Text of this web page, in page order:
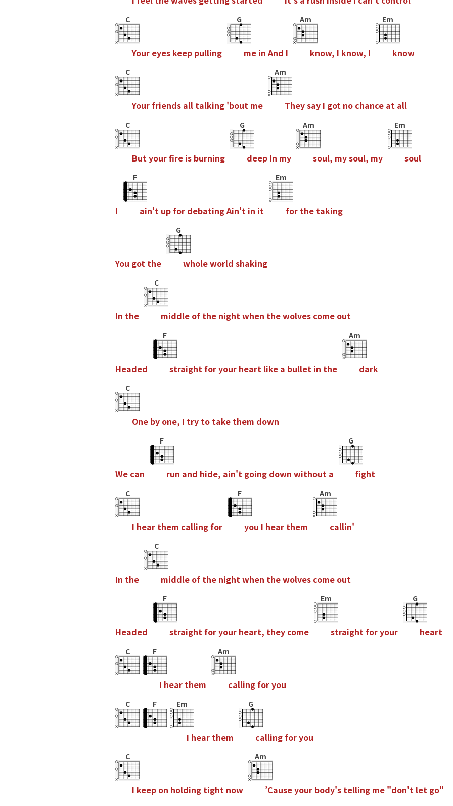
C
Your eyes keep pulling
G
me in And I
Am
know, I know, I
Em
know
C
Yourfriends all talking 'bout me
Am
Theysay I got no chance at all
C
Butyourfre is burning
G
deep In my
Am
soul, mysoul, my
Em
soul
I
F
ain't upfor debatingAin't in it
Em
for the taking
You got the
G
wholeworld shaking
In the
C
middle of the nightwhen thewolves come out
Headed
F
straightforyour heart like a bullet in the
Am
dark
C
One by one, I try to take them down
We can
F
run and hide, ain't going down without a
G
fght
C
I hear them callingfor
F
you I hear them
Am
callin'
In the
C
middle of the nightwhen thewolves come out
Headed
F
straightforyour heart, they come
Em
straightforyour
G
heart
C F
I hear them
Am
callingforyou
C F Em
I hear them
G
callingforyou
C
I keep on holding tight now
Am
’Causeyour body's telling me "don't let go"